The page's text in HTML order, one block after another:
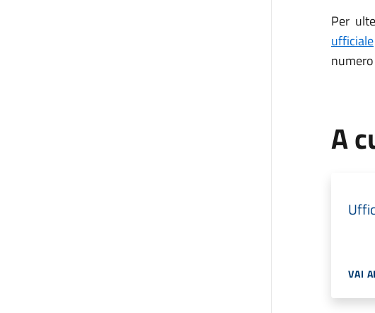
Per
ufficiale
A
VAI